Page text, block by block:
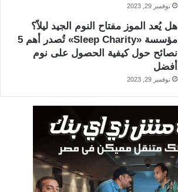
نوفمبر 29, 2023
هل يُعد الموز مفتاح النوم الجيد ليلاً؟
مؤسسة «Sleep Charity» تُصدر أهم 5
نصائح حول كيفية الحصول على نوم
أفضل
نوفمبر 29, 2023